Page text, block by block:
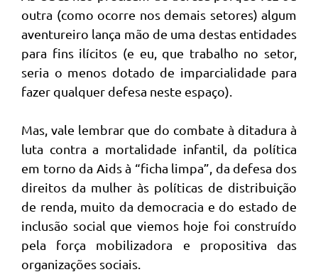
outra (como ocorre nos demais setores) algum
aventureiro lança mão de uma destas entidades
para fins ilícitos (e eu, que trabalho no setor,
seria o menos dotado de imparcialidade para
fazer qualquer defesa neste espaço).
Mas, vale lembrar que do combate à ditadura à
luta contra a mortalidade infantil, da política
em torno da Aids à “ficha limpa”, da defesa dos
direitos da mulher às políticas de distribuição
de renda, muito da democracia e do estado de
inclusão social que viemos hoje foi construído
pela força mobilizadora e propositiva das
organizações sociais.